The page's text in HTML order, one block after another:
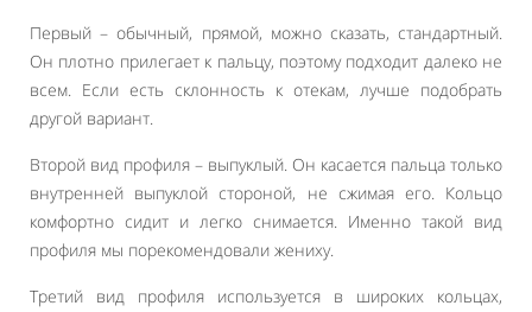
Первый – обычный, прямой, можно сказать, стандартный.
Он плотно прилегает к пальцу, поэтому подходит далеко не
всем. Если есть склонность к отекам, лучше подобрать
другой вариант.
Второй вид профиля – выпуклый. Он касается пальца только
внутренней выпуклой стороной, не сжимая его. Кольцо
комфортно сидит и легко снимается. Именно такой вид
профиля мы порекомендовали жениху.
Третий вид профиля используется в широких кольцах,